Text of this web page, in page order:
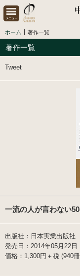
ホーム 著作一覧
著作一覧
Tweet
一流の人が言わない
出版社：日本実業出版社
発売日：2014年05月22日
価格：1,300円＋税 (940